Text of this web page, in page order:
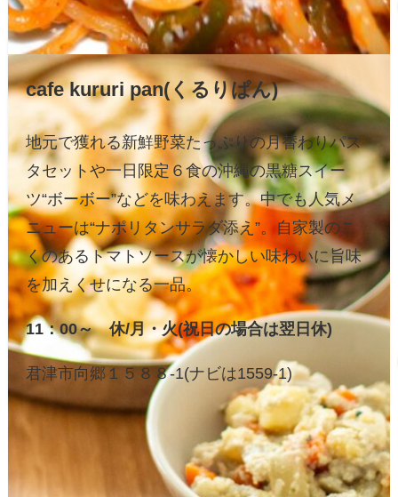
cafe kururi pan(くるりぱん)
地元で獲れる新鮮野菜たっぷりの月替わりパス
タセットや一日限定６食の沖縄の黒糖スイー
ツ“ボーボー”などを味わえます。中でも人気メ
ニューは“ナポリタンサラダ添え”。自家製のこ
くのあるトマトソースが懐かしい味わいに旨味
を加えくせになる一品。
11：00～ 休/月・火(祝日の場合は翌日休)
君津市向郷１５８８-1(ナビは1559-1)